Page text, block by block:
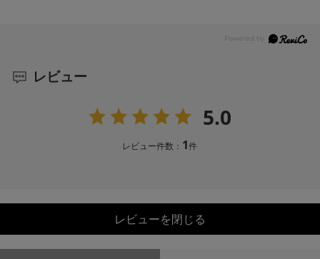
レビュー
5.0
レビュー件数： 1件
レビューを閉じる